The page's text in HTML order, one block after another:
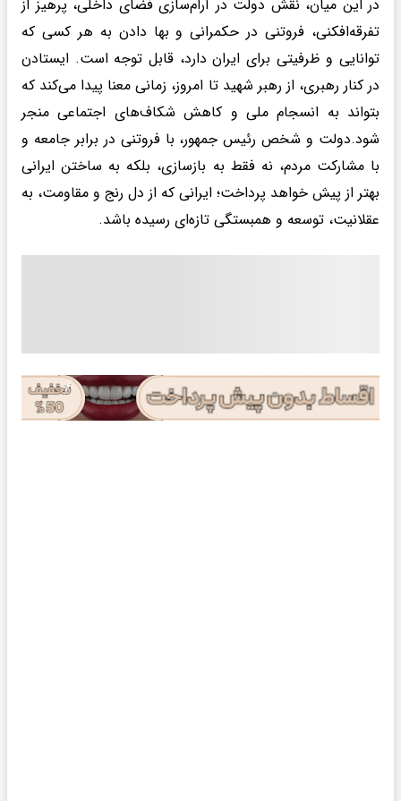
در این میان، نقش دولت در آرام‌سازی فضای داخلی، پرهیز از
تفرقه‌افکنی، فروتنی در حکمرانی و بها دادن به هر کسی که
توانایی و ظرفیتی برای ایران دارد، قابل توجه است. ایستادن
در کنار رهبری، از رهبر شهید تا امروز، زمانی معنا پیدا می‌کند که
بتواند به انسجام ملی و کاهش شکاف‌های اجتماعی منجر
شود.دولت و شخص رئیس جمهور، با فروتنی در برابر جامعه و
با مشارکت مردم، نه فقط به بازسازی، بلکه به ساختن ایرانی
بهتر از پیش خواهد پرداخت؛ ایرانی که از دل رنج و مقاومت، به
عقلانیت، توسعه و همبستگی تازه‌ای رسیده باشد.